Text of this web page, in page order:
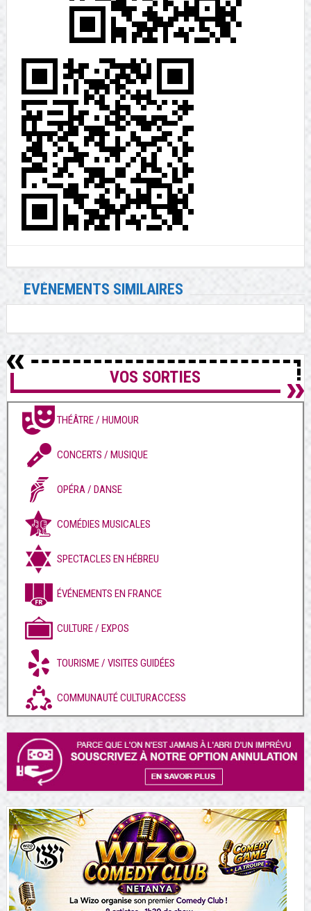
EVÉNEMENTS SIMILAIRES
VOS SORTIES
THÉÂTRE / HUMOUR
CONCERTS / MUSIQUE
OPÉRA / DANSE
COMÉDIES MUSICALES
SPECTACLES EN HÉBREU
ÉVÉNEMENTS EN FRANCE
CULTURE / EXPOS
TOURISME / VISITES GUIDÉES
COMMUNAUTÉ CULTURACCESS